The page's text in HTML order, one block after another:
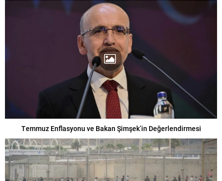
Temmuz Enflasyonu ve Bakan Şimşek’in Değerlendirmesi